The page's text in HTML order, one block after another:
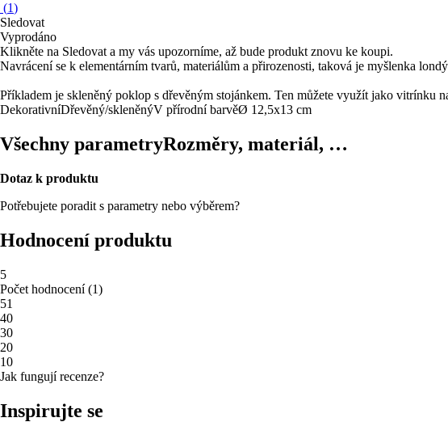
(1)
Sledovat
Vyprodáno
Klikněte na Sledovat a my vás upozorníme, až bude produkt znovu ke koupi.
Navrácení se k elementárním tvarů, materiálům a přirozenosti, taková je myšlenka
Příkladem je skleněný poklop s dřevěným stojánkem. Ten můžete využít jako vitrínku
DekorativníDřevěný/skleněnýV přírodní barvěØ 12,5x13 cm
Všechny parametryRozměry, materiál, …
Dotaz k produktu
Potřebujete poradit s parametry nebo výběrem?
Hodnocení produktu
5
Počet hodnocení(1)
51
40
30
20
10
Jak fungují recenze?
Inspirujte se